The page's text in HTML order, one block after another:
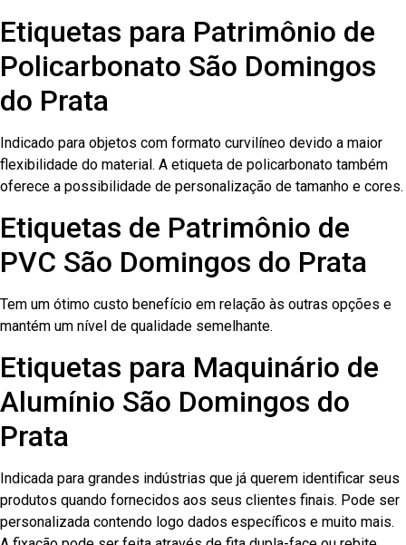
Etiquetas para Patrimônio de
Policarbonato São Domingos
do Prata
Indicado para objetos com formato curvilíneo devido a maior
flexibilidade do material. A etiqueta de policarbonato também
oferece a possibilidade de personalização de tamanho e cores.
Etiquetas de Patrimônio de
PVC São Domingos do Prata
Tem um ótimo custo benefício em relação às outras opções e
mantém um nível de qualidade semelhante.
Etiquetas para Maquinário de
Alumínio São Domingos do
Prata
Indicada para grandes indústrias que já querem identificar seus
produtos quando fornecidos aos seus clientes finais. Pode ser
personalizada contendo logo dados específicos e muito mais.